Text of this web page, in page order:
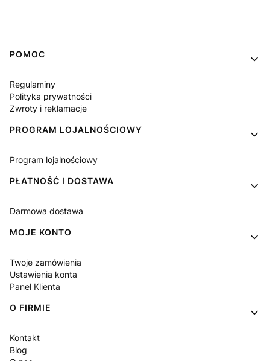
Linki w stopce
POMOC
Regulaminy
Polityka prywatności
Zwroty i reklamacje
PROGRAM LOJALNOŚCIOWY
Program lojalnościowy
PŁATNOŚĆ I DOSTAWA
Darmowa dostawa
MOJE KONTO
Twoje zamówienia
Ustawienia konta
Panel Klienta
O FIRMIE
Kontakt
Blog